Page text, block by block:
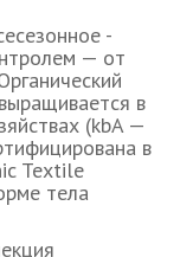
-
— от
в
(kbA —
в
Textile
тела